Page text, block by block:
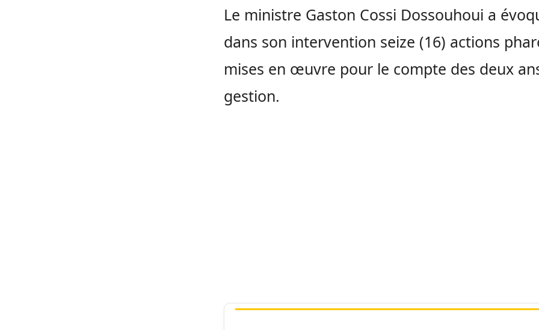
Le ministre Gaston Cossi Dossouhoui a
dans son intervention seize (16) actions
mises en œuvre pour le compte des deux
gestion.